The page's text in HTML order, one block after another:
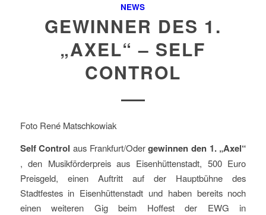
NEWS
GEWINNER DES 1.
„AXEL“ – SELF
CONTROL
Foto René Matschkowiak
Self Control aus Frankfurt/Odergewinnen den 1. „Axel“
, den Musikförderpreis aus Eisenhüttenstadt, 500 Euro
Preisgeld, einen Auftritt auf der Hauptbühne des
Stadtfestes in Eisenhüttenstadt und haben bereits noch
einen weiteren Gig beim Hoffest der EWG in